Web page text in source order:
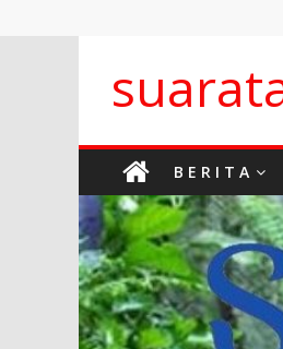
content
B E R I T A